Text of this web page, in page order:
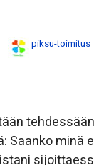
piksu-toimitus
tehdessään
Saanko minä